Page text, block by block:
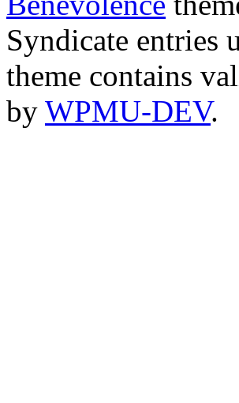
Syndicate entries
theme contains
by WPMU-DEV.